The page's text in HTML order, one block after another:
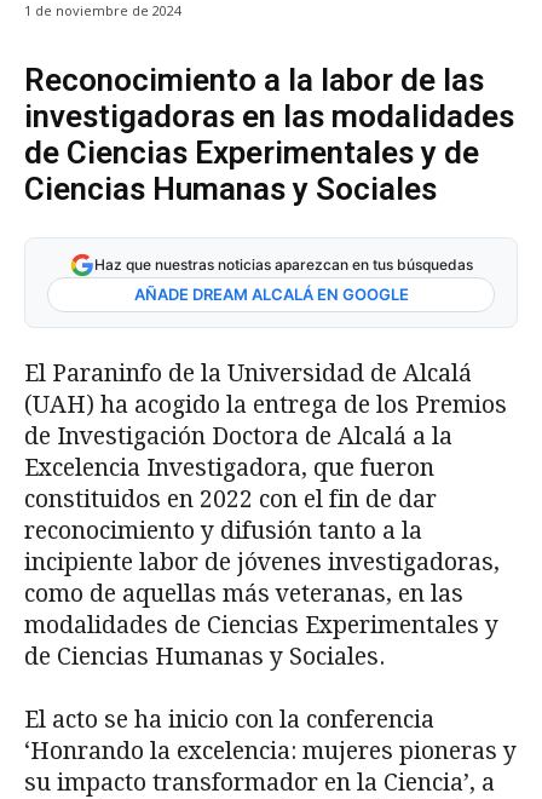
1 de noviembre de 2024
Reconocimiento a la labor de las
investigadoras en las modalidades
de Ciencias Experimentales y de
Ciencias Humanas y Sociales
Haz que nuestras noticias aparezcan en tus búsquedas
AÑADE DREAM ALCALÁ EN GOOGLE
El Paraninfo de la Universidad de Alcalá
(UAH) ha acogido la entrega de los Premios
de Investigación Doctora de Alcalá a la
Excelencia Investigadora, que fueron
constituidos en 2022 con el fin de dar
reconocimiento y difusión tanto a la
incipiente labor de jóvenes investigadoras,
como de aquellas más veteranas, en las
modalidades de Ciencias Experimentales y
de Ciencias Humanas y Sociales.
El acto se ha inicio con la conferencia
‘Honrando la excelencia: mujeres pioneras y
su impacto transformador en la Ciencia’, a